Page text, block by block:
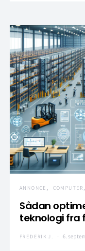
ANNONCE COMPUTER
Sådan
teknologi fra
FREDERIK J. 6.